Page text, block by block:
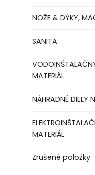
NOŽE & DÝKY,
SANITA
MATERIÁL
NÁHRADNÉ DIELY
MATERIÁL
Zrušené položky